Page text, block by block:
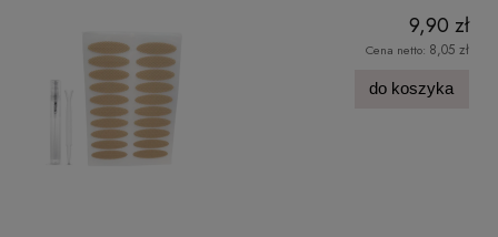
9,90 zł
Cena netto: 8,05 zł
do koszyka